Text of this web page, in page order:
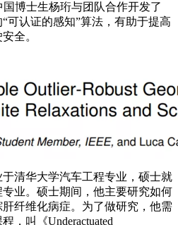
博士生杨珩与团队合作开发了
可认证的感知”算法，有助于提高
全。
清华大学汽车工程专业，硕士就
业。硕士期间，他主要研究如何
纤维化病症。为了做研究，他需
，叫《Underactuated